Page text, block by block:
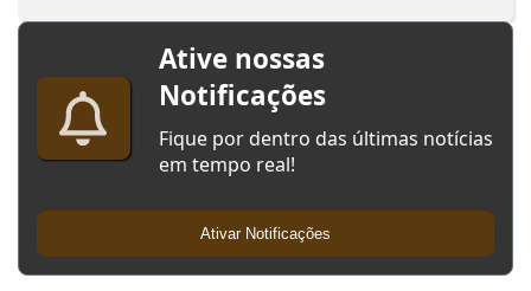
Ative nossas
Notificações
Fique por dentro das últimas notícias
em tempo real!
Ativar Notificações